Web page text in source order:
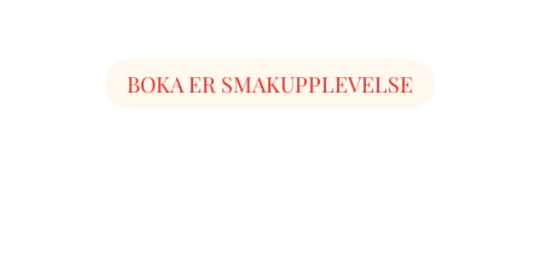
BOKA ER SMAKUPPLEVELSE